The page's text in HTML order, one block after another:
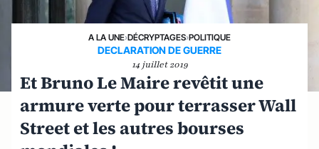
A LA UNE›DÉCRYPTAGES›POLITIQUE
DECLARATION DE GUERRE
14 juillet 2019
Et Bruno Le Maire revêtit une
armure verte pour terrasser Wall
Street et les autres bourses